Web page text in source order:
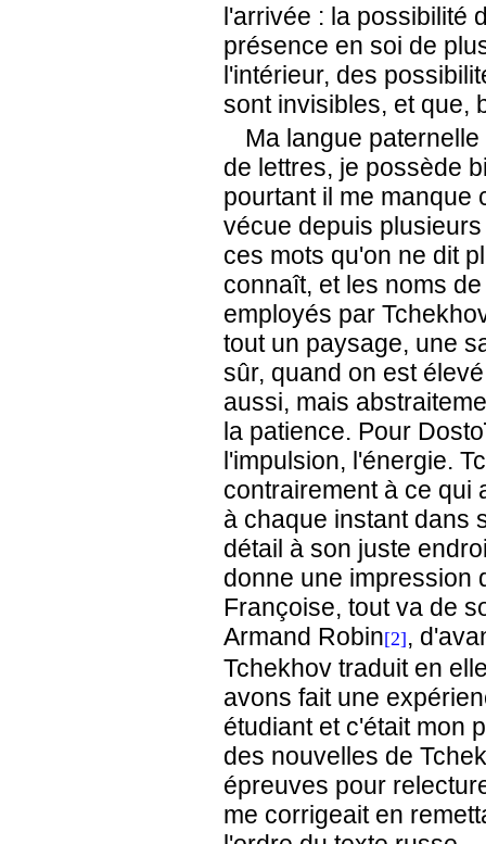
l'arrivée : la possibilité
présence en soi de
l'intérieur, des
sont invisibles, et que,
Ma langue
de lettres, je possède
pourtant il me manque
vécue depuis
ces mots qu'on ne dit
connaît, et les noms
employés par
tout un paysage, une
sûr, quand on est
aussi, mais
la patience. Pour
l'impulsion, l'énergie.
contrairement à ce qui
à chaque instant dans
détail à son juste
donne une impression
Françoise, tout va de
Armand Robin[2],
Tchekhov traduit en
avons fait une
étudiant et c'était mon
des nouvelles de
épreuves pour
me corrigeait en